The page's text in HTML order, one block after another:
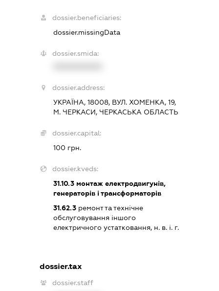
dossier.beneficiaries:
dossier.missingData
dossier.smida:
dossier.address:
УКРАЇНА, 18008, ВУЛ. ХОМЕНКА, 19,
М. ЧЕРКАСИ, ЧЕРКАСЬКА ОБЛАСТЬ
dossier.capital:
100 грн.
dossier.kveds:
31.10.3монтаж електродвигунів,
генераторів і трансформаторів
31.62.3ремонт та технічне
обслуговування іншого
електричного устатковання, н. в. і. г.
dossier.tax
dossier.staff